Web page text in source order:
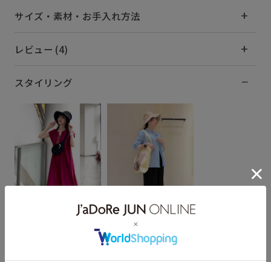
サイズ・素材・お手入れ方法
レビュー (4)
スタイリング
NACHI
155cm SIZE:F